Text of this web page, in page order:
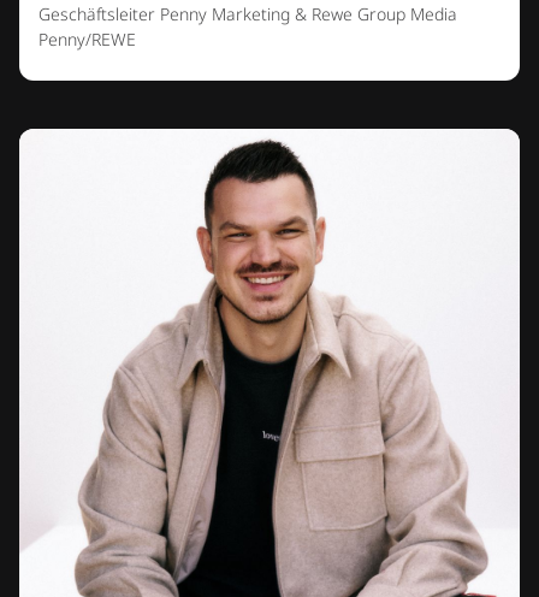
Geschäftsleiter Penny Marketing & Rewe Group Media
Penny/REWE